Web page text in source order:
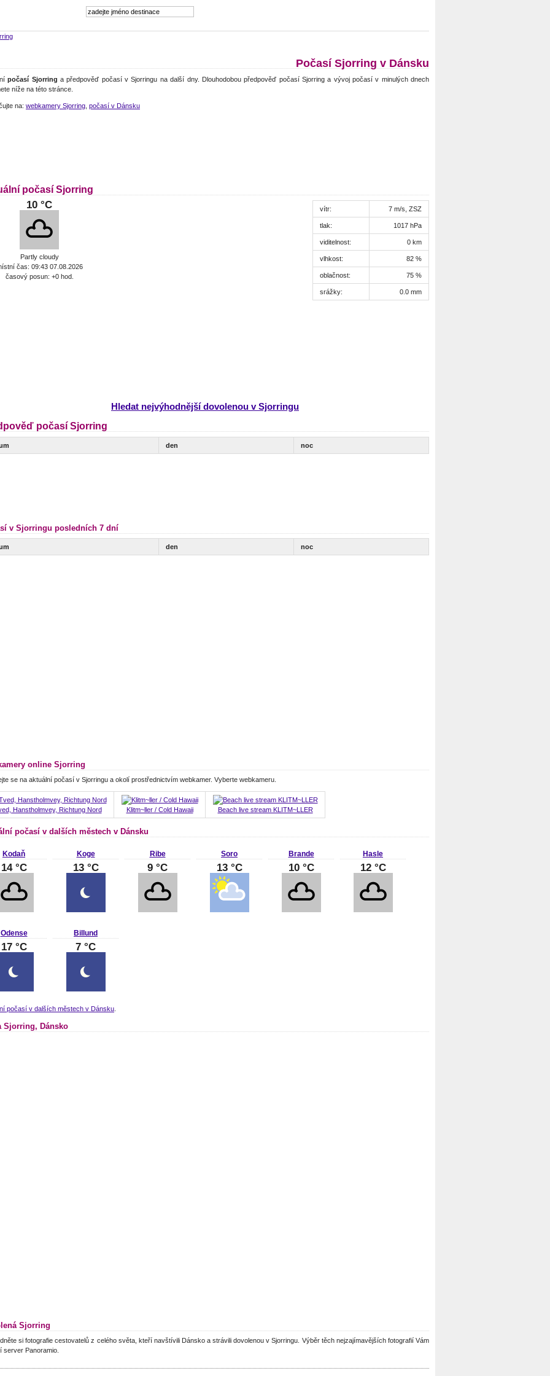
Počasí Sjorring v Dánsku
počasí Sjorring a předpověď počasí v Sjorringu na další dny. Dlouhodobou předpověď počasí Sjorring a vývoj počasí v minulých dnech
níže na této stránce.
na: webkamery Sjorring počasí v Dánsku
počasí Sjorring
10 °C
Partly cloudy
čas: 09:43 07.08.2026
časový posun: +0 hod.
vítr: 7 m/s, ZSZ
tlak: 1017 hPa
viditelnost: 0 km
vlhkost: 82 %
oblačnost: 75 %
srážky: 0.0 mm
Hledat nejvýhodnější dovolenou v Sjorringu
počasí Sjorring
den noc
v Sjorringu posledních 7 dní
den noc
online Sjorring
se na aktuální počasí v Sjorringu a okolí prostřednictvím webkamer. Vyberte webkameru.
Hanstholmvey, Richtung Nord Klitm~ller / Cold Hawaii Beach live stream KLITM~LLER
počasí v dalších městech v Dánsku
Kodaň
14 °C
Koge
13 °C
Ribe
9 °C
Soro
13 °C
Brande
10 °C
Hasle
12 °C
Odense
17 °C
Billund
7 °C
počasí v dalších městech v Dánsku
Sjorring, Dánsko
Sjorring
si fotografie cestovatelů z celého světa, kteří navštívili Dánsko a strávili dovolenou v Sjorringu. Výběr těch nejzajímavějších fotografií Vám
server Panoramio.